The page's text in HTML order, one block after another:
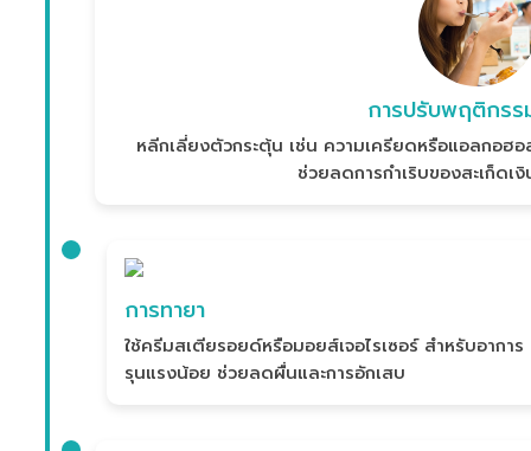
การปรับพฤติกรร
หลีกเลี่ยงตัวกระตุ้น เช่น ความเครียดหรือแอลกอฮอ
ช่วยลดการกำเริบของสะเก็ดเ
การทายา
ใช้ครีมสเตียรอยด์หรือมอยส์เจอไรเซอร์ สำหรับอาการ
รุนแรงน้อย ช่วยลดผื่นและการอักเสบ